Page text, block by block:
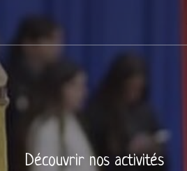
Découvrir nos activités